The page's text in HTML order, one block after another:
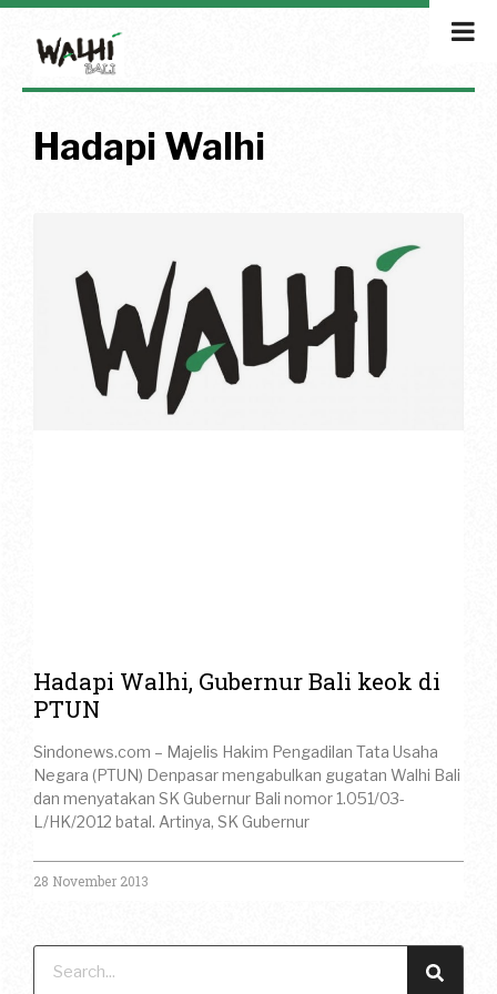
Hadapi Walhi
Hadapi Walhi, Gubernur Bali keok di
PTUN
Sindonews.com – Majelis Hakim Pengadilan Tata Usaha
Negara (PTUN) Denpasar mengabulkan gugatan Walhi Bali
dan menyatakan SK Gubernur Bali nomor 1.051/03-
L/HK/2012 batal. Artinya, SK Gubernur
28 November 2013